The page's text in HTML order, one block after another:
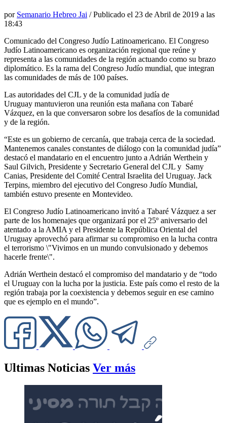
por Semanario Hebreo Jai / Publicado el 23 de Abril de 2019 a las
18:43
Comunicado del Congreso Judío Latinoamericano. El Congreso
Judío Latinoamericano es organización regional que reúne y
representa a las comunidades de la región actuando como su brazo
diplomático. Es la rama del Congreso Judío mundial, que integran
las comunidades de más de 100 países.
Las autoridades del CJL y de la comunidad judía de
Uruguay mantuvieron una reunión esta mañana con Tabaré
Vázquez, en la que conversaron sobre los desafíos de la comunidad
y de la región.
“Este es un gobierno de cercanía, que trabaja cerca de la sociedad.
Mantenemos canales constantes de diálogo con la comunidad judía”
destacó el mandatario en el encuentro junto a Adrián Werthein y
Saul Gilvich, Presidente y Secretario General del CJL y Samy
Canias, Presidente del Comité Central Israelita del Uruguay. Jack
Terpins, miembro del ejecutivo del Congreso Judío Mundial,
también estuvo presente en Montevideo.
El Congreso Judío Latinoamericano invitó a Tabaré Vázquez a ser
parte de los homenajes que organizará por el 25º aniversario del
atentado a la AMIA y el Presidente la República Oriental del
Uruguay aprovechó para afirmar su compromiso en la lucha contra
el terrorismo \"Vivimos en un mundo convulsionado y debemos
hacerle frente\".
Adrián Werthein destacó el compromiso del mandatario y de “todo
el Uruguay con la lucha por la justicia. Este país como el resto de la
región trabaja por la coexistencia y debemos seguir en ese camino
que es ejemplo en el mundo”.
Ultimas Noticias Ver más